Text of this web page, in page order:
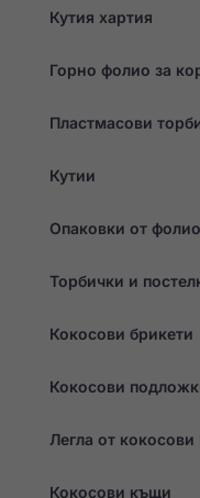
Кутия хартия
Горно фолио за
Пластмасови
Кутии
Опаковки от фолио
Торбички и
Кокосови брикети
Кокосови
Легла от кокосови
Кокосови къщи